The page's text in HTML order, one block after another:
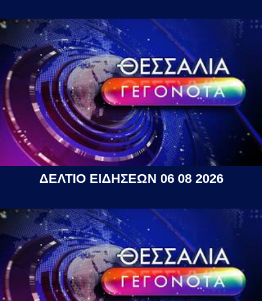
ΔΕΛΤΙΟ ΕΙΔΗΣΕΩΝ 06 08 2026